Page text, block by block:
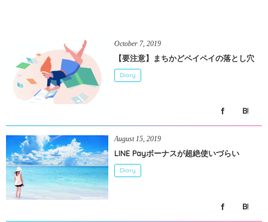
October 7,2019
【要注意】まちかどペイペイの落とし穴
Diary
August 15,2019
LINE Payボーナスが超絶使いづらい
Diary